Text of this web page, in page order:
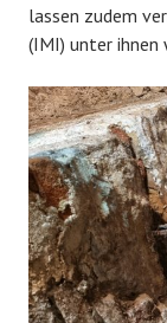
lassen zudem
(IMI) unter ihnen